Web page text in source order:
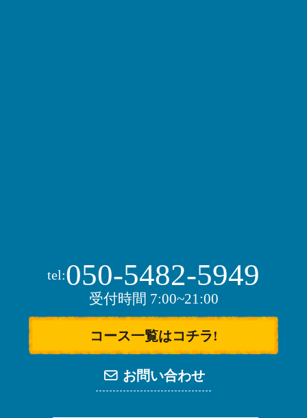
tel:050-5482-5949
受付時間 7:00~21:00
コース一覧はコチラ!
お問い合わせ